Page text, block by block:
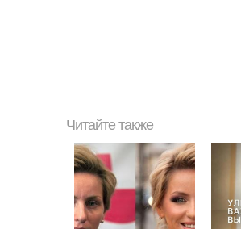
Читайте также